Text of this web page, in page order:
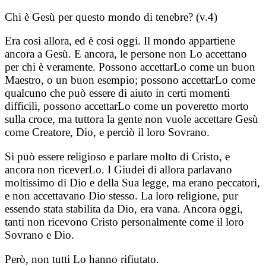
Chi è Gesù per questo mondo di tenebre? (v.4)
Era così allora, ed è così oggi. Il mondo appartiene
ancora a Gesù. E ancora, le persone non Lo accettano
per chi è veramente. Possono accettarLo come un buon
Maestro, o un buon esempio; possono accettarLo come
qualcuno che può essere di aiuto in certi momenti
difficili, possono accettarLo come un poveretto morto
sulla croce, ma tuttora la gente non vuole accettare Gesù
come Creatore, Dio, e perciò il loro Sovrano.
Si può essere religioso e parlare molto di Cristo, e
ancora non riceverLo. I Giudei di allora parlavano
moltissimo di Dio e della Sua legge, ma erano peccatori,
e non accettavano Dio stesso. La loro religione, pur
essendo stata stabilita da Dio, era vana. Ancora oggi,
tanti non ricevono Cristo personalmente come il loro
Sovrano e Dio.
Però, non tutti Lo hanno rifiutato.